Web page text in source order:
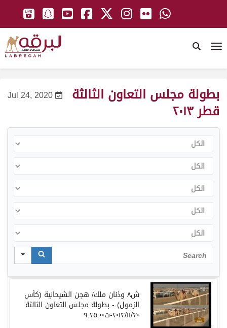
Jul 24, 2020 بطولة مجلس التعاون الثالثة
قطر ٢٠١٣
الكل
الكل
الكل
الكل
الكل
Search
ش٨ وذنان ملك/ هجن الشيحانية (كأس
الزمول) - بطولة مجلس التعاون الثالثة
٢٠١٣/١١/٣٠-ت٩:٢٥:٠٠